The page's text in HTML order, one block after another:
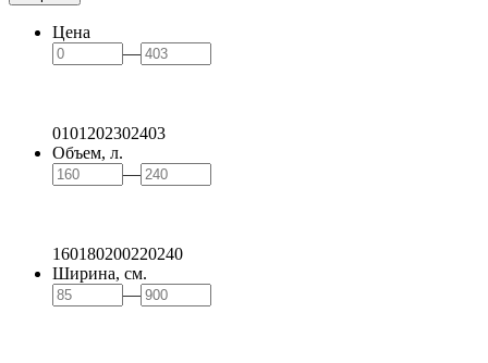
Цена
—
0101 202302403
Объем, л.
—
160180200220240
Ширина, см.
—